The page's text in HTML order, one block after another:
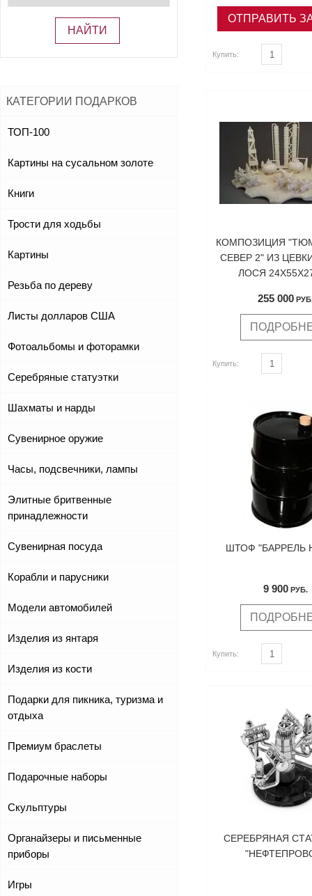
НАЙТИ
КАТЕГОРИИ ПОДАРКОВ
ТОП-100
Картины на сусальном золоте
Книги
Трости для ходьбы
Картины
Резьба по дереву
Листы долларов США
Фотоальбомы и фоторамки
Серебряные статуэтки
Шахматы и нарды
Сувенирное оружие
Часы, подсвечники, лампы
Элитные бритвенные
принадлежности
Сувенирная посуда
Корабли и парусники
Модели автомобилей
Изделия из янтаря
Изделия из кости
Подарки для пикника, туризма и
отдыха
Премиум браслеты
Подарочные наборы
Скульптуры
Органайзеры и письменные
приборы
Игры
ОТПРАВИТЬ
Купить:
КОМПОЗИЦИЯ
СЕВЕР 2" ИЗ
ЛОСЯ
255 000
Купить:
ШТОФ "БАРРЕЛЬ
9 900 РУБ.
Купить:
СЕРЕБРЯНАЯ